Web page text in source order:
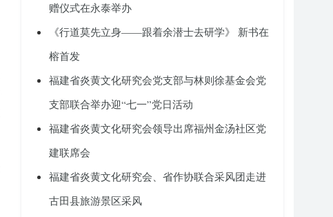
赠仪式在永泰举办
《行道莫先立身——跟着余潜士去研学》 新书在
榕首发
福建省炎黄文化研究会党支部与林则徐基金会党
支部联合举办迎“七一”党日活动
福建省炎黄文化研究会领导出席福州金汤社区党
建联席会
福建省炎黄文化研究会、省作协联合采风团走进
古田县旅游景区采风